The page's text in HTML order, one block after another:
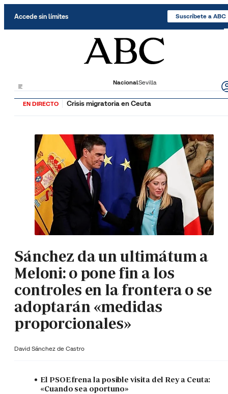
Accede sin límites Suscríbete a ABC
NacionalSevilla
EN DIRECTO Crisis migratoria en Ceuta
Sánchez da un ultimátum a
Meloni: o pone fin a los
controles en la frontera o se
adoptarán «medidas
proporcionales»
David Sánchez de Castro
El PSOE frena la posible visita del Rey a Ceuta:
«Cuando sea oportuno»